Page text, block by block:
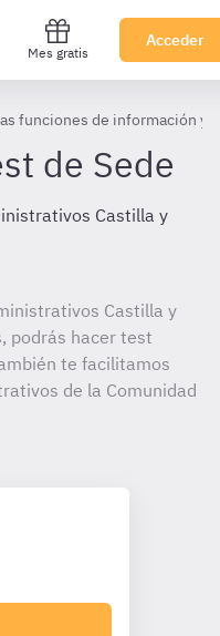
Mes gratis
Acceder
funciones de información y
de Sede
Castilla y
Castilla y
podrás hacer test
te facilitamos
de la Comunidad